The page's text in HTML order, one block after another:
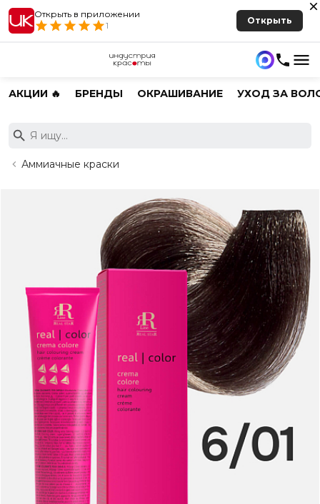
Открыть в приложении
1
Открыть
АКЦИИ 🔥 БРЕНДЫ ОКРАШИВАНИЕ УХОД ЗА
Аммиачные краски